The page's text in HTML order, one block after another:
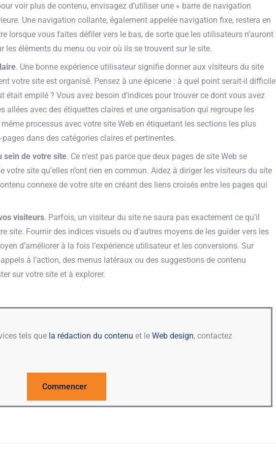
voir plus de contenu, envisagez d’utiliser une « barre de navigation
Une navigation collante, également appelée navigation fixe, restera en
lorsque vous faites défiler vers le bas, de sorte que les utilisateurs n’auront
les éléments du menu ou voir où ils se trouvent sur le site.
. Une bonne expérience utilisateur signifie donner aux visiteurs du site
votre site est organisé. Pensez à une épicerie : à quel point serait-il difficile
était empilé ? Vous avez besoin d’indices pour trouver ce dont vous avez
allées avec des étiquettes claires et une organisation qui regroupe les
processus avec votre site Web en étiquetant les sections les plus
dans des catégories claires et pertinentes.
sein de votre site. Ce n’est pas parce que deux pages de site Web se
site qu’elles n’ont rien en commun. Aidez à diriger les visiteurs du site
connexe de votre site en créant des liens croisés entre les pages qui
visiteurs. Parfois, un visiteur du site ne saura pas exactement ce qu’il
site. Fournir des indices visuels ou d’autres moyens de les guider vers les
d’améliorer à la fois l’expérience utilisateur et les conversions. Sur
à l’action, des menus latéraux ou des suggestions de contenu
sur votre site et à explorer.
tels que la rédaction du contenu et le Web design, contactez
Commencer